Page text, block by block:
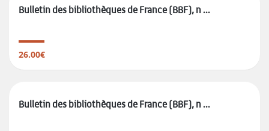
Bulletin des bibliothèques de France (BBF), n ...
26.00€
Bulletin des bibliothèques de France (BBF), n ...